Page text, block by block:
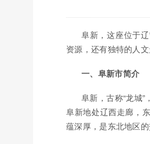
阜新，这座位于
资源，还有独特的人
一、阜新市简介
阜新，古称“龙城
阜新地处辽西走廊，
蕴深厚，是东北地区